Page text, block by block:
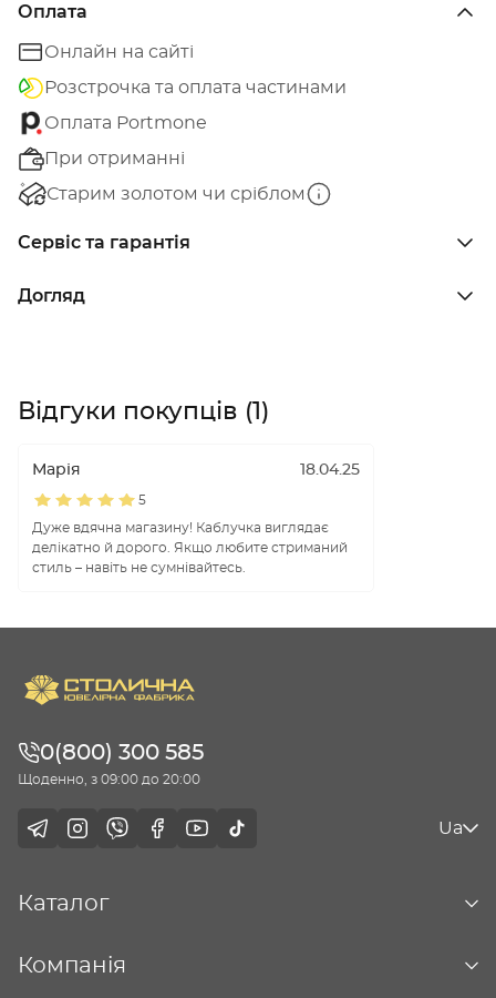
Оплата
Онлайн на сайті
Розстрочка та оплата частинами
Оплата Portmone
При отриманні
Старим золотом чи сріблом
Сервіс та гарантія
Догляд
Відгуки покупців (1)
Марія 18.04.25
5
Дуже вдячна магазину! Каблучка виглядає
делікатно й дорого. Якщо любите стриманий
стиль – навіть не сумнівайтесь.
0(800) 300 585
Щоденно, з 09:00 до 20:00
Ua
Каталог
Компанія